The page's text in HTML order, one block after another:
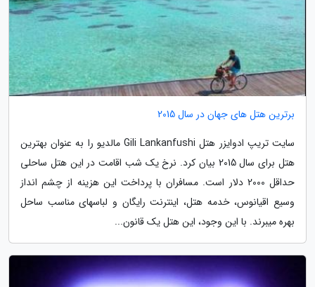
برترین هتل های جهان در سال 2015
سایت تریپ ادوایزر هتل Gili Lankanfushi مالدیو را به عنوان بهترین
هتل برای سال 2015 بیان کرد. نرخ یک شب اقامت در این هتل ساحلی
حداقل 2000 دلار است. مسافران با پرداخت این هزینه از چشم انداز
وسیع اقیانوس، خدمه هتل، اینترنت رایگان و لباس­های مناسب ساحل
بهره می­برند. با این وجود، این هتل یک قانون...